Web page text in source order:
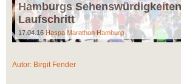
Hamburgs
Laufschritt
17.04.16Haspa Marathon Hamburg
Autor: Birgit Fender